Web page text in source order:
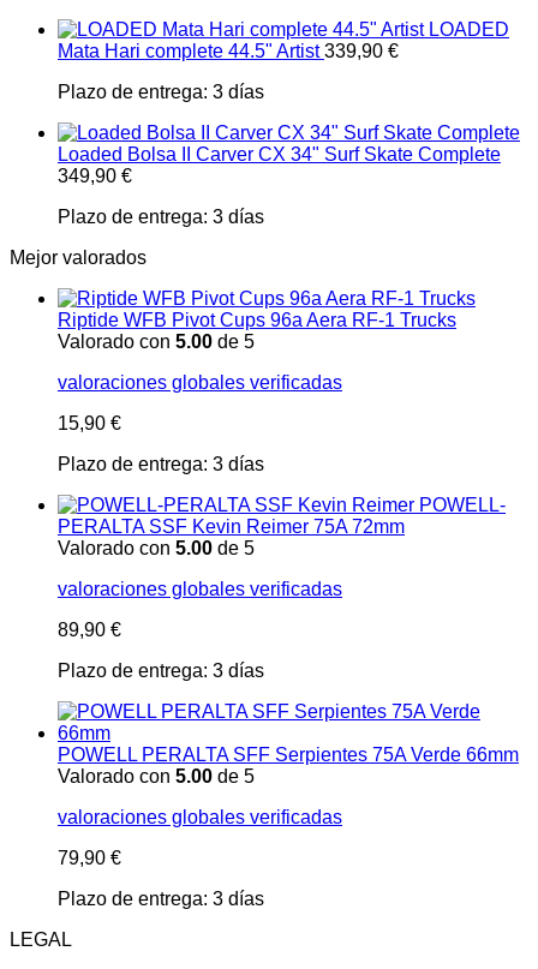
LOADED
Mata Hari complete 44.5" Artist 339,90 €
Plazo de entrega: 3 días
Loaded Bolsa II Carver CX 34" Surf Skate Complete
349,90 €
Plazo de entrega: 3 días
Mejor valorados
Riptide WFB Pivot Cups 96a Aera RF-1 Trucks
Valorado con 5.00 de 5
valoraciones globales verificadas
15,90 €
Plazo de entrega: 3 días
POWELL-
PERALTA SSF Kevin Reimer 75A 72mm
Valorado con 5.00 de 5
valoraciones globales verificadas
89,90 €
Plazo de entrega: 3 días
POWELL PERALTA SFF Serpientes 75A Verde 66mm
Valorado con 5.00 de 5
valoraciones globales verificadas
79,90 €
Plazo de entrega: 3 días
LEGAL